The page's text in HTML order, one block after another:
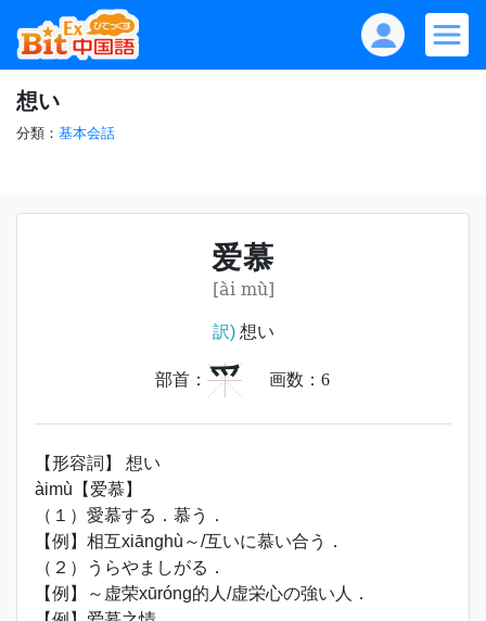
想い
分類： 基本会話
爱慕
[ài mù]
訳)想い
部首： 爫 画数： 6
【形容詞】 想い
àimù【爱慕】
（１）愛慕する．慕う．
【例】相互xiānghù～/互いに慕い合う．
（２）うらやましがる．
【例】～虚荣xūróng的人/虚栄心の強い人．